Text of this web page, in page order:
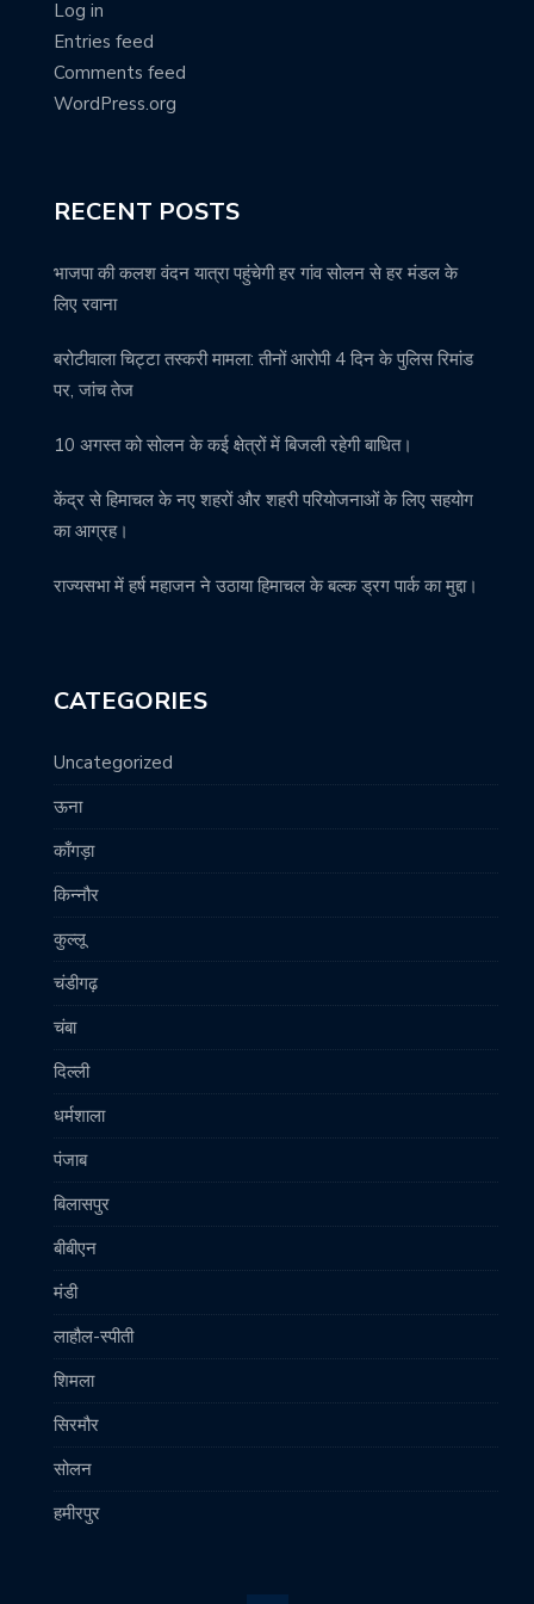
Log in
Entries feed
Comments feed
WordPress.org
RECENT POSTS
भाजपा की कलश वंदन यात्रा पहुंचेगी हर गांव सोलन से हर मंडल के
लिए रवाना
बरोटीवाला चिट्टा तस्करी मामला: तीनों आरोपी 4 दिन के पुलिस रिमांड
पर, जांच तेज
10 अगस्त को सोलन के कई क्षेत्रों में बिजली रहेगी बाधित।
केंद्र से हिमाचल के नए शहरों और शहरी परियोजनाओं के लिए सहयोग
का आग्रह।
राज्यसभा में हर्ष महाजन ने उठाया हिमाचल के बल्क ड्रग पार्क का मुद्दा।
CATEGORIES
Uncategorized
ऊना
काँगड़ा
किन्नौर
कुल्लू
चंडीगढ़
चंबा
दिल्ली
धर्मशाला
पंजाब
बिलासपुर
बीबीएन
मंडी
लाहौल-स्पीती
शिमला
सिरमौर
सोलन
हमीरपुर